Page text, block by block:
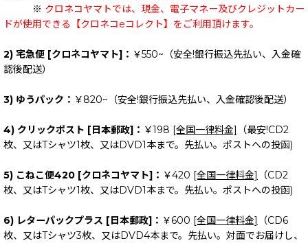
※ クロネコヤマトでは、現金、電子マネー及びクレジットカー
ドが使用できる【クロネコeコレクト】をご利用頂けます。
2) 宅急便 [クロネコヤマト]： ￥550~（安全!銀行振込先払い、入金確
認後配送）
3) ゆうパック： ￥820~（安全!銀行振込先払い、入金確認後配送）
4) クリックポスト [日本郵政]： ￥198 [全国一律料金]
（最安!CD2
枚、又はTシャツ1枚、又はDVD1本まで。先払い。ポストへの投函)
5) こねこ便420 [クロネコヤマト]： ￥420 [全国一律料金]
（CD2
枚、又はTシャツ1枚、又はDVD1本まで。先払い。ポストへの投函)
6) レターパックプラス [日本郵政]： ￥600 [全国一律料金]
（CD6
枚、又はTシャツ3枚、又はDVD4本まで。先払い。対面でお届けし、